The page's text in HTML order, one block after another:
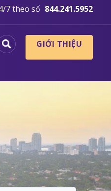
7 theo số 844.241.5952
GIỚI THIỆU